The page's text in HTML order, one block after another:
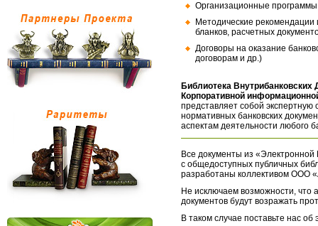
Организационные
Методические
бланков, расчетных
Договоры на оказание
договорам и др.)
Библиотека
Корпоративной
представляет собой экспертную
нормативных банковских
аспектам деятельности любого
Все документы из «Электронной
с общедоступных публичных
разработаны коллективом ООО
Не исключаем возможности, что
документов будут возражать
В таком случае поставьте нас